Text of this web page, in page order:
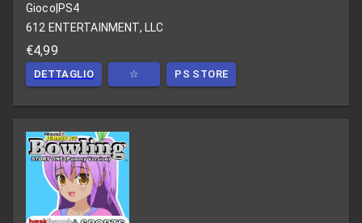
Gioco|PS4
612 ENTERTAINMENT, LLC
€4,99
DETTAGLIO ☆ PS STORE